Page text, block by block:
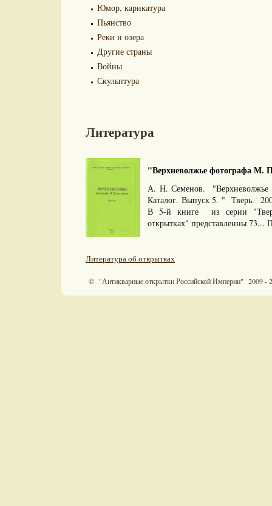
Юмор, карикатура
Пьянство
Реки и озера
Другие страны
Войны
Скульптура
Литература
"Верхневолжье фотографа М.
А. Н. Семенов.
Каталог. Выпуск 5. " Тверь.
В 5-й книге из серии
открытках" представленны 73...
Литература об открытках
© "Антикварные открытки Российской Империи" 2009 -